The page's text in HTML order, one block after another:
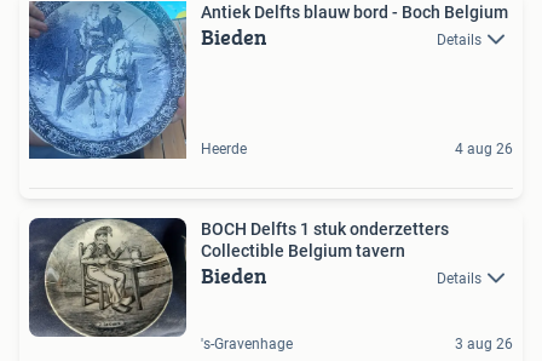
Antiek Delfts blauw bord - Boch Belgium
Bieden Details
Heerde 4 aug 26
BOCH Delfts 1 stuk onderzetters
Collectible Belgium tavern
Bieden Details
's-Gravenhage 3 aug 26